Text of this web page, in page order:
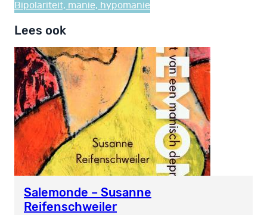
Bipolariteit, manie, hypomanie
Lees ook
Salemonde – Susanne
Reifenschweiler